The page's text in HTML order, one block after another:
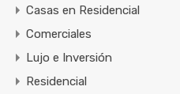
Casas en Residencial
Comerciales
Lujo e Inversión
Residencial